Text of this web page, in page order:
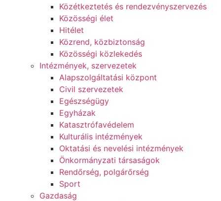
Közétkeztetés és rendezvényszervezés
Közösségi élet​
Hitélet
Közrend, közbiztonság
Közösségi közlekedés
Intézmények, szervezetek
Alapszolgáltatási központ
Civil szervezetek
Egészségügy
Egyházak
Katasztrófavédelem
Kulturális intézmények
Oktatási és nevelési intézmények
Önkormányzati társaságok
Rendőrség, polgárőrség
Sport
Gazdaság